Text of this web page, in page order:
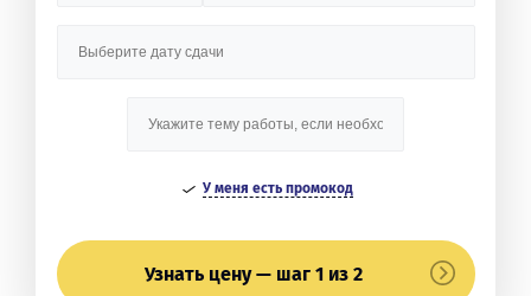
У меня есть промокод
Узнать цену — шаг 1 из 2